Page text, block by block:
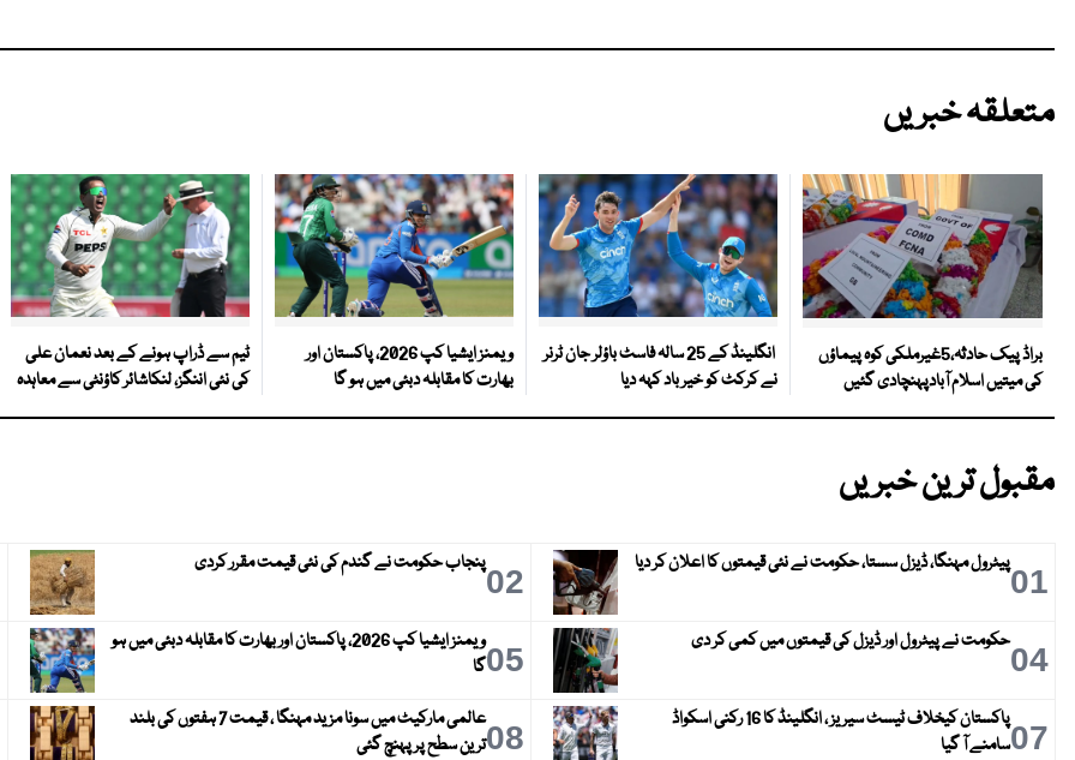
متعلقہ خبریں
براڈ پیک حادثہ،5غیرملکی کوہ پیماؤں
کی میتیں اسلام آبادپہنچادی گئیں
انگلینڈ کے 25 سالہ فاسٹ باؤلر جان ٹرنر
نے کرکٹ کو خیر باد کہہ دیا
ویمنز ایشیا کپ 2026، پاکستان اور
بھارت کا مقابلہ دبئی میں ہو گا
ٹیم سے ڈراپ ہونے کے بعد نعمان علی
کی نئی اننگز، لنکاشائر کاؤنٹی سے معاہدہ
مقبول ترین خبریں
01پیٹرول مہنگا، ڈیزل سستا، حکومت نے نئی قیمتوں کا اعلان کر دیا 02پنجاب حکومت نے گندم کی نئی قیمت مقرر کردی
04حکومت نے پیٹرول اور ڈیزل کی قیمتوں میں کمی کر دی 05
ویمنز ایشیا کپ 2026، پاکستان اور بھارت کا مقابلہ دبئی میں ہو
گا
07
پاکستان کیخلاف ٹیسٹ سیریز ، انگلینڈ کا 16 رکنی اسکواڈ
سامنے آ گیا
08
عالمی مارکیٹ میں سونا مزید مہنگا ، قیمت 7 ہفتوں کی بلند
ترین سطح پر پہنچ گئی